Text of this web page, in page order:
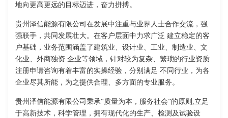
地向更高更远的目标迈进，奋力拼搏。
贵州泽信能源有限公司在发展中注重与业界人士合作交流，强
强联手，共同发展壮大。在客户层面中力求广泛 建立稳定的客
户基础，业务范围涵盖了建筑业、设计业、工业、制造业、文
化业、外商独资 企业等领域，针对较为复杂、繁琐的行业资质
注册申请咨询有着丰富的实操经验，分别满足 不同行业，为各
企业尽其所能，为之提供合理、多方面的专业服务。
贵州泽信能源有限公司秉承“质量为本，服务社会”的原则,立足
于高新技术，科学管理，拥有现代化的生产、检测及试验设